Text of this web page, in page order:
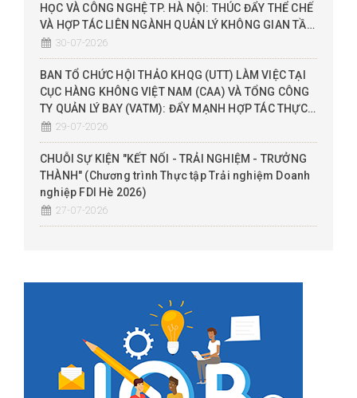
HỌC VÀ CÔNG NGHỆ TP. HÀ NỘI: THÚC ĐẨY THỂ CHẾ
VÀ HỢP TÁC LIÊN NGÀNH QUẢN LÝ KHÔNG GIAN TẦM
THẤP (UTM), ĐỀ XUẤT THỬ NGHIỆM SANDBOX
30-07-2026
BAN TỔ CHỨC HỘI THẢO KHQG (UTT) LÀM VIỆC TẠI
CỤC HÀNG KHÔNG VIỆT NAM (CAA) VÀ TỔNG CÔNG
TY QUẢN LÝ BAY (VATM): ĐẨY MẠNH HỢP TÁC THỰC
CHIẾN THEO MÔ HÌNH 3 NHÀ (NHÀ NƯỚC - NHÀ
TRƯỜNG - DN)
29-07-2026
CHUỖI SỰ KIỆN "KẾT NỐI - TRẢI NGHIỆM - TRƯỞNG
THÀNH" (Chương trình Thực tập Trải nghiệm Doanh
nghiệp FDI Hè 2026)
27-07-2026